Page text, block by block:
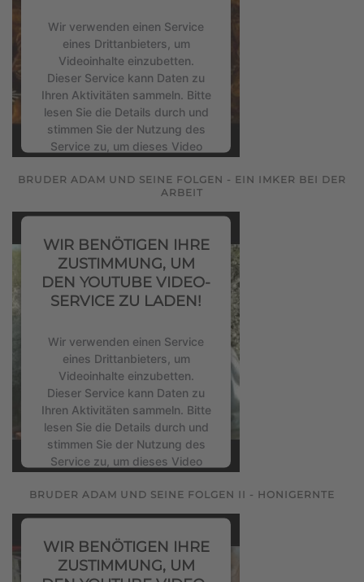
Wir verwenden einen Service
eines Drittanbieters, um
Videoinhalte einzubetten.
Dieser Service kann Daten zu
Ihren Aktivitäten sammeln. Bitte
lesen Sie die Details durch und
stimmen Sie der Nutzung des
Service zu, um dieses Video
Akzeptieren
powered by Usercentrics
Consent Management Platform
& eRecht24
BRUDER ADAM UND SEINE FOLGEN - EIN IMKER BEI DER
ARBEIT
WIR BENÖTIGEN IHRE
ZUSTIMMUNG, UM
DEN YOUTUBE VIDEO-
SERVICE ZU LADEN!
Wir verwenden einen Service
eines Drittanbieters, um
Videoinhalte einzubetten.
Dieser Service kann Daten zu
Ihren Aktivitäten sammeln. Bitte
lesen Sie die Details durch und
stimmen Sie der Nutzung des
Service zu, um dieses Video
Mehr Informationen
Akzeptieren
BRUDER ADAM UND SEINE FOLGEN II - HONIGERNTE
WIR BENÖTIGEN IHRE
ZUSTIMMUNG, UM